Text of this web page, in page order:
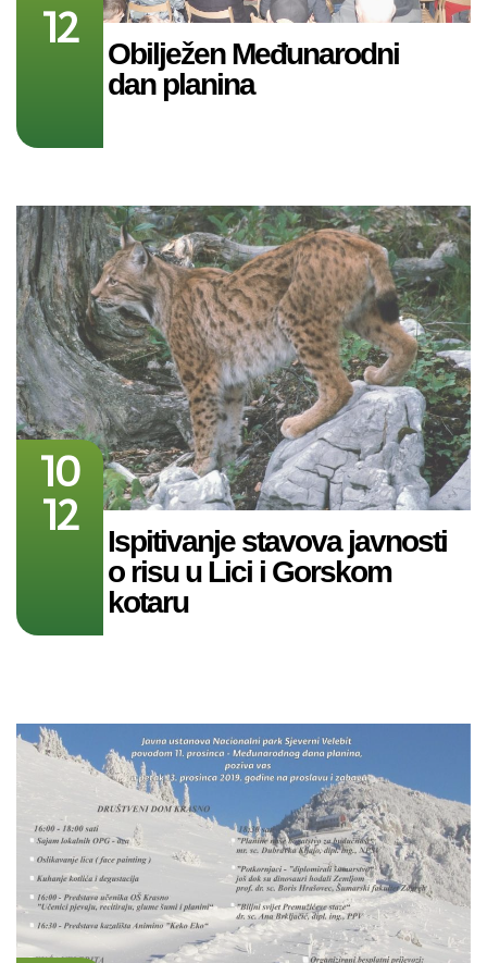
12
Obilježen Međunarodni
dan planina
10
12
Ispitivanje stavova javnosti
o risu u Lici i Gorskom
kotaru